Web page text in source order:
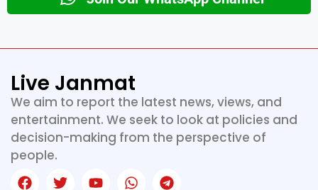
Live Janmat
We aim to report the latest news, views, and
entertainment. We seek to look at policies and
decision-making from the perspective of
people.